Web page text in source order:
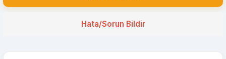
Hata/Sorun Bildir